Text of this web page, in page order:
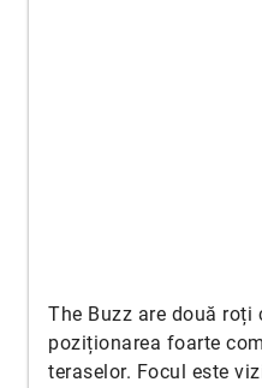
The Buzz are două roți
poziționarea foarte
teraselor. Focul este